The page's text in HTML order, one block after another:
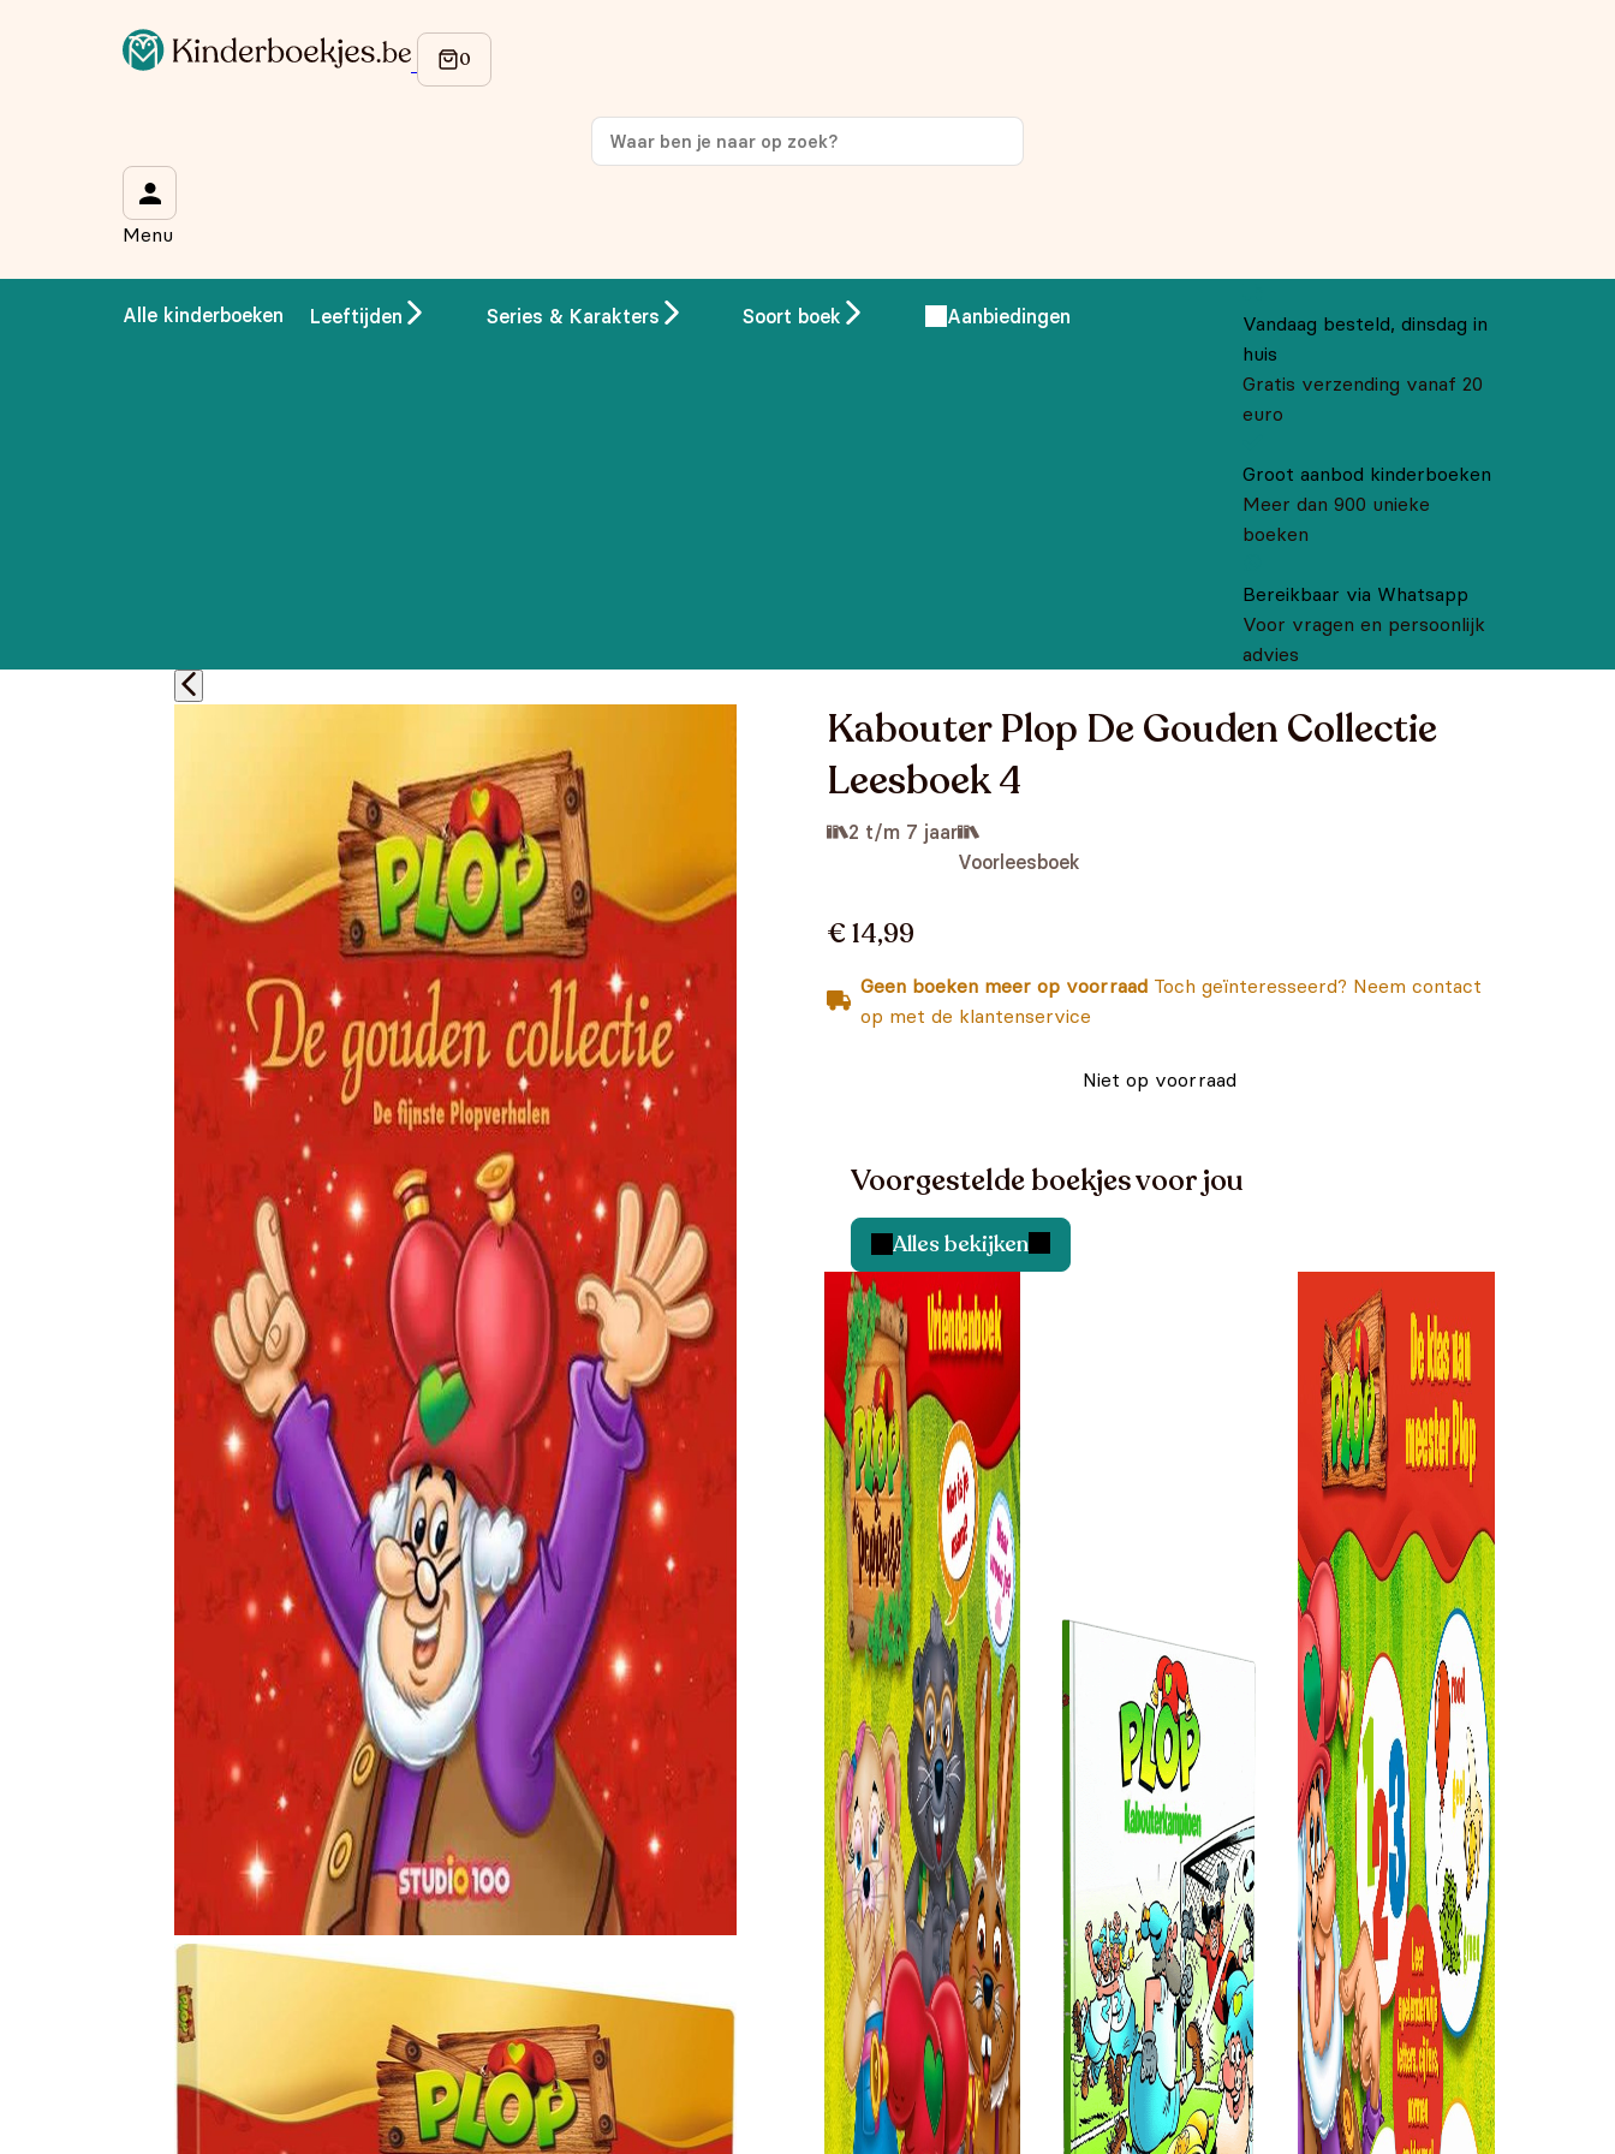
Menu
Alle kinderboeken Leeftijden Series & Karakters Soort boek Aanbiedingen
Vandaag besteld, dinsdag in
huis
Gratis verzending vanaf 20
euro
Groot aanbod kinderboeken
Meer dan 900 unieke
boeken
Bereikbaar via Whatsapp
Voor vragen en persoonlijk
advies
Kabouter Plop De Gouden Collectie
Leesboek 4
2 t/m 7 jaar
Voorleesboek
€ 14,99
Geen boeken meer op voorraad Toch geïnteresseerd? Neem contact
op met de klantenservice
Niet op voorraad
Voorgestelde boekjes voor jou
Alles bekijken
Op de hoogte blijven van onze acties?
op je eerste aankoop!
Wat is je voornaam?